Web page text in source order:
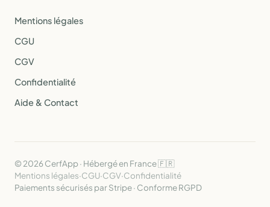
Mentions légales
CGU
CGV
Confidentialité
Aide & Contact
© 2026 CerfApp · Hébergé en France 🇫🇷
Mentions légales·CGU·CGV·Confidentialité
Paiements sécurisés par Stripe · Conforme RGPD